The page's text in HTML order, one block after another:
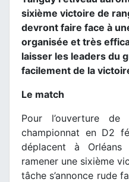
sixième victoire de
devront faire face à
organisée et très
laisser les leaders du
facilement de la
Le match
Pour l’ouverture
championnat en D2
déplacent à
ramener une sixième
tâche s’annonce rude